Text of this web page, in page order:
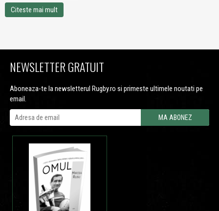
Citeste mai mult
NEWSLETTER GRATUIT
Aboneaza-te la newsletterul Rugby.ro si primeste ultimele noutati pe
email.